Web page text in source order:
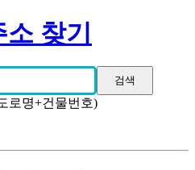
찾기
로명+건물번호)